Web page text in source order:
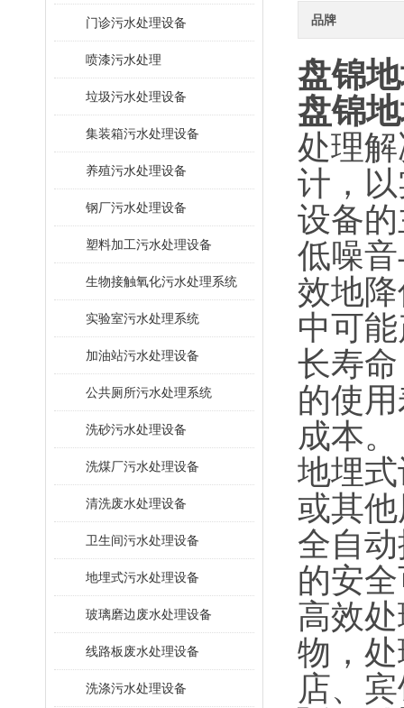
门诊污水处理设备
喷漆污水处理
垃圾污水处理设备
集装箱污水处理设备
养殖污水处理设备
钢厂污水处理设备
塑料加工污水处理设备
生物接触氧化污水处理系统
​实验室污水处理系统
加油站污水处理设备
公共厕所污水处理系统
洗砂污水处理设备
洗煤厂污水处理设备
清洗废水处理设备
卫生间污水处理设备
地埋式污水处理设备
玻璃磨边废水处理设备
线路板废水处理设备
洗涤污水处理设备
品牌
盘锦
盘锦
处理
计，
设备
低噪
效地
中可
长寿
的使
成本。
地埋
或其
全自
的安
高效
物，
店、